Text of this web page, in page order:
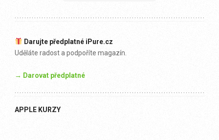
Darujte předplatné iPure.cz
Uděláte radost a podpoříte magazín.
→ Darovat předplatné
APPLE KURZY